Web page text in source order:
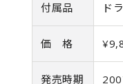
付属品 ド
価 格
発売時期